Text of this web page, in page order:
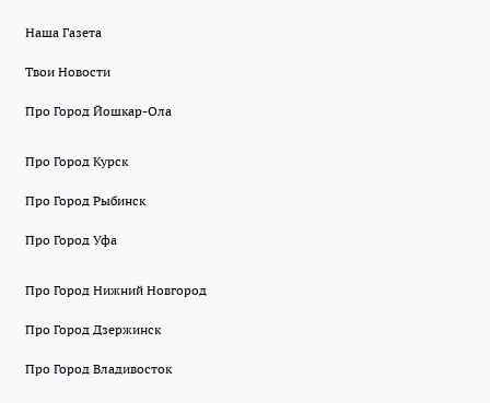
Наша Газета
Твои Новости
Про Город Йошкар-Ола
Про Город Курск
Про Город Рыбинск
Про Город Уфа
Про Город Нижний Новгород
Про Город Дзержинск
Про Город Владивосток